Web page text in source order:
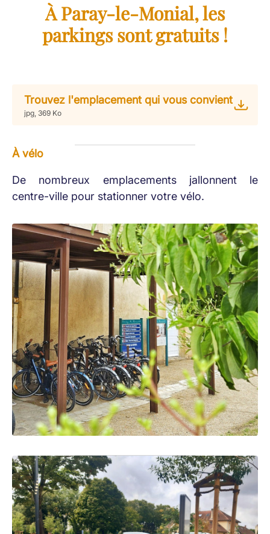
À Paray-le-Monial, les
parkings sont gratuits !
Trouvez l'emplacement qui vous convient
jpg, 369 Ko
À vélo
De nombreux emplacements jallonnent le
centre-ville pour stationner votre vélo.